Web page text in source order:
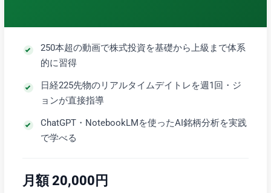
250本超の動画で株式投資を基礎から上級まで体系
的に習得
日経225先物のリアルタイムデイトレを週1回・ジ
ョンが直接指導
ChatGPT・NotebookLMを使ったAI銘柄分析を実践
で学べる
月額 20,000円